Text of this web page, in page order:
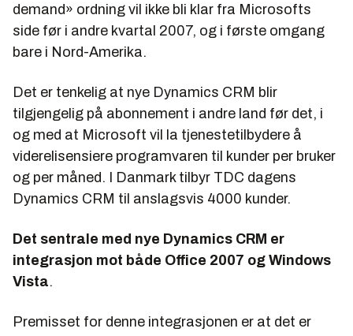
demand» ordning vil ikke bli klar fra Microsofts
side før i andre kvartal 2007, og i første omgang
bare i Nord-Amerika.
Det er tenkelig at nye Dynamics CRM blir
tilgjengelig på abonnement i andre land før det, i
og med at Microsoft vil la tjenestetilbydere å
viderelisensiere programvaren til kunder per bruker
og per måned. I Danmark tilbyr TDC dagens
Dynamics CRM til anslagsvis 4000 kunder.
Det sentrale med nye Dynamics CRM er
integrasjon mot både Office 2007 og Windows
Vista.
Premisset for denne integrasjonen er at det er